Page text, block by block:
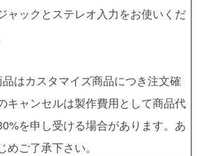
ャックとステレオ入力をお使いくだ
はカスタマイズ商品につき注文確
キャンセルは製作費用として商品代
を申し受ける場合があります。あ
めご了承下さい。